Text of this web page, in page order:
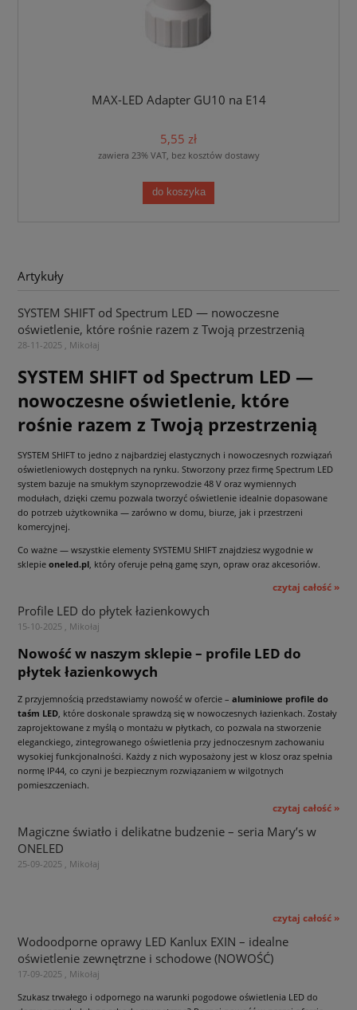
MAX-LED Adapter GU10 na E14
5,55 zł
zawiera 23% VAT, bez kosztów dostawy
do koszyka
Artykuły
SYSTEM SHIFT od Spectrum LED — nowoczesne
oświetlenie, które rośnie razem z Twoją przestrzenią
28-11-2025 , Mikołaj
SYSTEM SHIFT od Spectrum LED —
nowoczesne oświetlenie, które
rośnie razem z Twoją przestrzenią
SYSTEM SHIFT to jedno z najbardziej elastycznych i nowoczesnych rozwiązań
oświetleniowych dostępnych na rynku. Stworzony przez firmę Spectrum LED
system bazuje na smukłym szynoprzewodzie 48 V oraz wymiennych
modułach, dzięki czemu pozwala tworzyć oświetlenie idealnie dopasowane
do potrzeb użytkownika — zarówno w domu, biurze, jak i przestrzeni
komercyjnej.
Co ważne — wszystkie elementy SYSTEMU SHIFT znajdziesz wygodnie w
sklepie oneled.pl , który oferuje pełną gamę szyn, opraw oraz akcesoriów.
czytaj całość »
Profile LED do płytek łazienkowych
15-10-2025 , Mikołaj
Nowość w naszym sklepie – profile LED do
płytek łazienkowych
Z przyjemnością przedstawiamy nowość w ofercie – aluminiowe profile do
taśm LED, które doskonale sprawdzą się w nowoczesnych łazienkach. Zostały
zaprojektowane z myślą o montażu w płytkach, co pozwala na stworzenie
eleganckiego, zintegrowanego oświetlenia przy jednoczesnym zachowaniu
wysokiej funkcjonalności. Każdy z nich wyposażony jest w klosz oraz spełnia
normę IP44, co czyni je bezpiecznym rozwiązaniem w wilgotnych
pomieszczeniach.
czytaj całość »
Magiczne światło i delikatne budzenie – seria Mary’s w
ONELED
25-09-2025 , Mikołaj
czytaj całość »
Wodoodporne oprawy LED Kanlux EXIN – idealne
oświetlenie zewnętrzne i schodowe (NOWOŚĆ)
17-09-2025 , Mikołaj
Szukasz trwałego i odpornego na warunki pogodowe oświetlenia LED do